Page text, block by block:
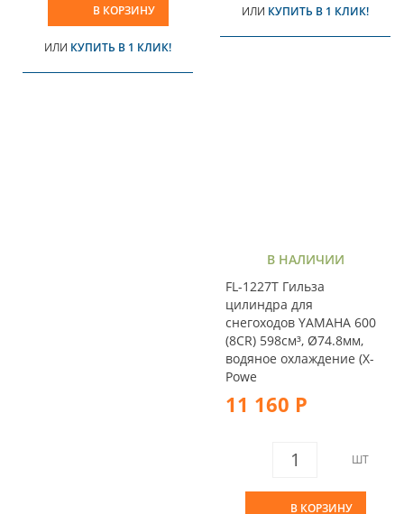
В КОРЗИНУ
ИЛИ КУПИТЬ В 1 КЛИК!
ИЛИ КУПИТЬ В 1 КЛИК!
В НАЛИЧИИ
FL-1227T Гильза
цилиндра для
снегоходов YAMAHA 600
(8CR) 598см³, Ø74.8мм,
водяное охлаждение (X-
Powe
11 160 Р
ШТ
В КОРЗИНУ